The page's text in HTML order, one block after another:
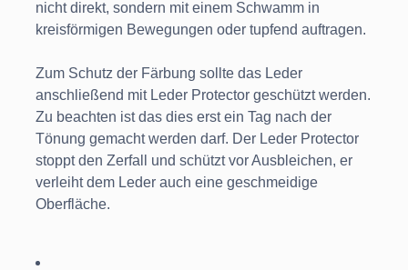
nicht direkt, sondern mit einem Schwamm in
kreisförmigen Bewegungen oder tupfend auftragen.
Zum Schutz der Färbung sollte das Leder
anschließend mit Leder Protector geschützt werden.
Zu beachten ist das dies erst ein Tag nach der
Tönung gemacht werden darf. Der Leder Protector
stoppt den Zerfall und schützt vor Ausbleichen, er
verleiht dem Leder auch eine geschmeidige
Oberfläche.